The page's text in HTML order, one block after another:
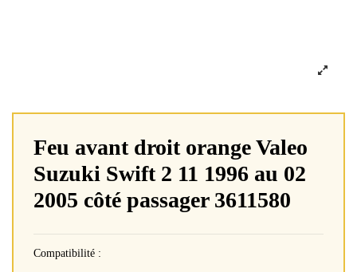
Feu avant droit orange Valeo
Suzuki Swift 2 11 1996 au 02
2005 côté passager 3611580
Compatibilité :